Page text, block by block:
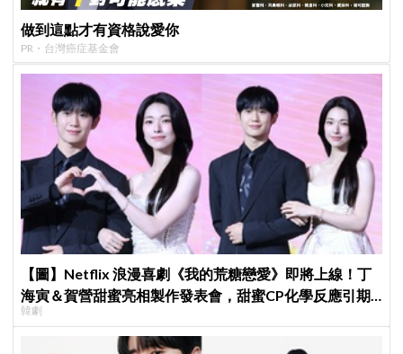
做到這點才有資格說愛你
PR・台灣癌症基金會
【圖】Netflix 浪漫喜劇《我的荒糖戀愛》即將上線！丁
海寅＆賀營甜蜜亮相製作發表會，甜蜜CP化學反應引期
待
韓劇